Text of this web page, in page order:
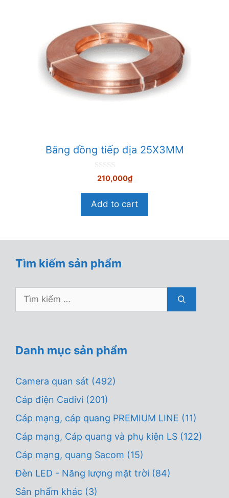
Băng đồng tiếp địa 25X3MM
0
n
à
5
210,000₫
Add to cart
Tìm kiếm sản phẩm
Tìm
Danh mục sản phẩm
Camera quan sát (492)
Cáp điện Cadivi (201)
Cáp mạng, cáp quang PREMIUM LINE (11)
Cáp mạng, Cáp quang và phụ kiện LS (122)
Cáp mạng, quang Sacom (15)
Đèn LED - Năng lượng mặt trời (84)
Sản phẩm khác (3)